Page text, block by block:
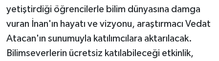
yetiştirdiği öğrencilerle bilim dünyasına damga
vuran İnan'ın hayatı ve vizyonu, araştırmacı Vedat
Atacan'ın sunumuyla katılımcılara aktarılacak.
Bilimseverlerin ücretsiz katılabileceği etkinlik,